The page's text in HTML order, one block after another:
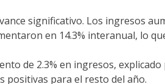
significativo. Los ingresos
en 14.3% interanual, lo
de 2.3% en ingresos,
positivas para el resto del año.